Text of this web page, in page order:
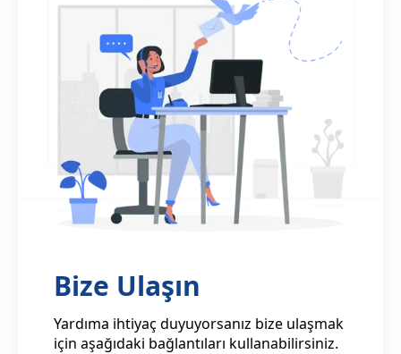
Bize Ulaşın
Yardıma ihtiyaç duyuyorsanız bize ulaşmak
için aşağıdaki bağlantıları kullanabilirsiniz.